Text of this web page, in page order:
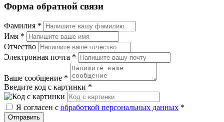
Форма обратной связи
Фамилия *
Имя *
Отчество
Электронная почта *
Ваше сообщение *
Введите код с картинки *
Я согласен с обработкой персональных данных *
Отправить